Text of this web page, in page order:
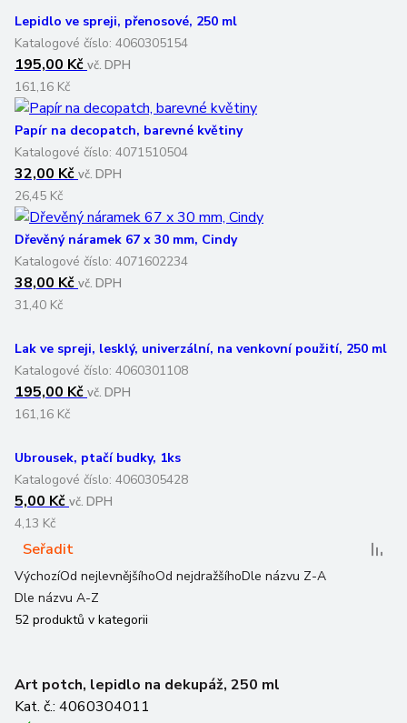
Katalogové číslo:4060305154
195,00 Kč vč. DPH
161,16 Kč
Papír na decopatch, barevné květiny
Katalogové číslo:4071510504
32,00 Kč vč. DPH
26,45 Kč
Dřevěný náramek 67 x 30 mm, Cindy
Katalogové číslo:4071602234
38,00 Kč vč. DPH
31,40 Kč
Katalogové číslo:4060301108
195,00 Kč vč. DPH
161,16 Kč
Katalogové číslo: 4060305428
5,00 Kč vč. DPH
4,13 Kč
Seřadit
VýchozíOd nejlevnějšího
Dle názvu A-Z
52produktů v kategorii
Kat. č.: 4060304011